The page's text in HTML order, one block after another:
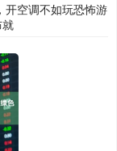
开空调不如玩恐怖游